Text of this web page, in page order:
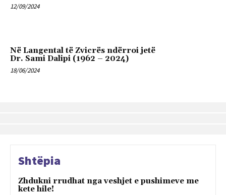
12/09/2024
Në Langental të Zvicrës ndërroi jetë
Dr. Sami Dalipi (1962 – 2024)
18/06/2024
Shtëpia
Zhdukni rrudhat nga veshjet e pushimeve me
kete hile!